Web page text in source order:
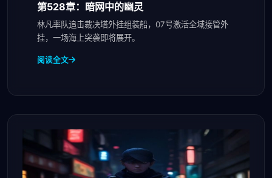
第528章：暗网中的幽灵
林凡率队追击裁决塔外挂组装船，07号激活全域接管外
挂，一场海上突袭即将展开。
阅读全文